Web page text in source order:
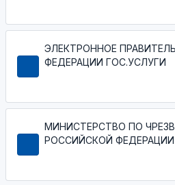
ЭЛЕКТРОННОЕ
ФЕДЕРАЦИИ ГОС.УСЛУГИ
МИНИСТЕРСТВО ПО
РОССИЙСКОЙ ФЕДЕРАЦИИ